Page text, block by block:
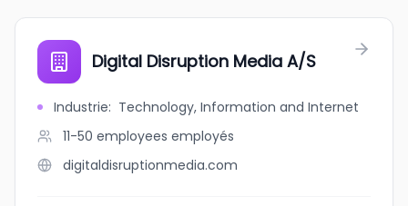
Digital Disruption Media A/S
Industrie: Technology, Information and Internet
11-50 employees employés
digitaldisruptionmedia.com